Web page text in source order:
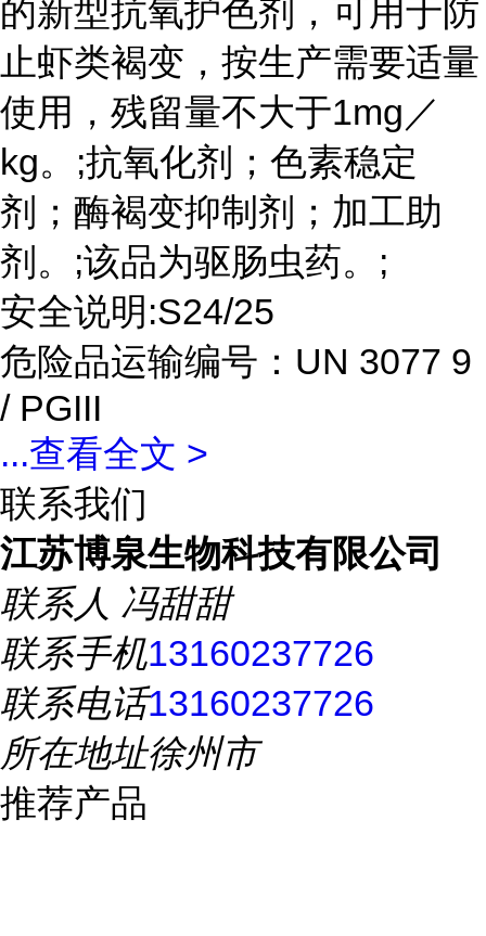
的新型抗氧护色剂，可用于防
止虾类褐变，按生产需要适量
使用，残留量不大于1mg／
kg。;抗氧化剂；色素稳定
剂；酶褐变抑制剂；加工助
剂。;该品为驱肠虫药。;
安全说明:S24/25
危险品运输编号：UN 3077 9
/ PGIII
...查看全文 >
联系我们
江苏博泉生物科技有限公司
联系人 冯甜甜
联系手机13160237726
联系电话13160237726
所在地址徐州市
推荐产品